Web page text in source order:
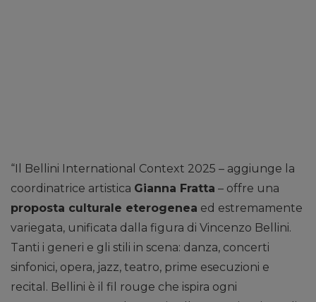
“Il Bellini International Context 2025 – aggiunge la
coordinatrice artistica Gianna Fratta – offre una
proposta culturale eterogenea ed estremamente
variegata, unificata dalla figura di Vincenzo Bellini.
Tanti i generi e gli stili in scena: danza, concerti
sinfonici, opera, jazz, teatro, prime esecuzioni e
recital. Bellini è il fil rouge che ispira ogni